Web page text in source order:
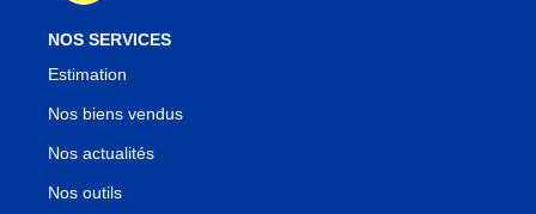
NOS SERVICES
Estimation
Nos biens vendus
Nos actualités
Nos outils